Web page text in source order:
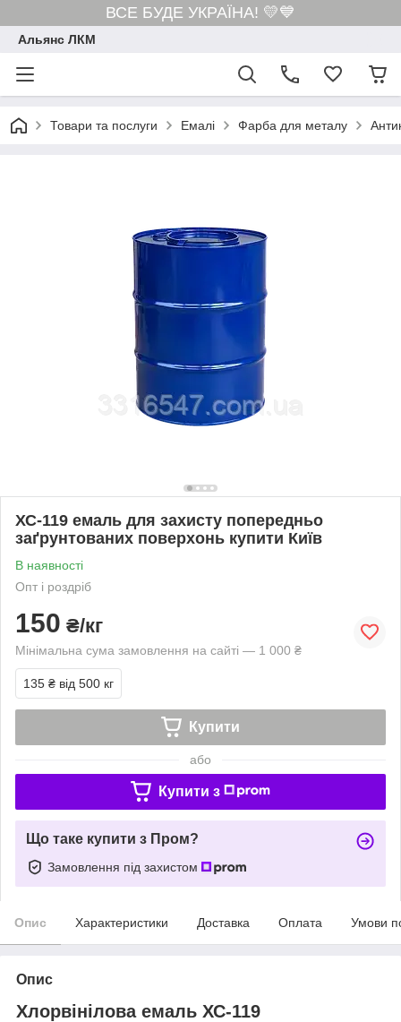
ВСЕ БУДЕ УКРАЇНА! 💛💙
Альянс ЛКМ
Товари та послуги Емалі Фарба для металу
ХС-119 емаль для захисту попередньо
заґрунтованих поверхонь купити Київ
В наявності
Опт і роздріб
150 ₴/кг
Мінімальна сума замовлення на сайті — 1 000 ₴
135 ₴ від 500 кг
Купити
або
Купити з
Що таке купити з Пром?
Замовлення під захистом
Опис Характеристики Доставка Оплата Умови
Опис
Хлорвінілова емаль ХС-119